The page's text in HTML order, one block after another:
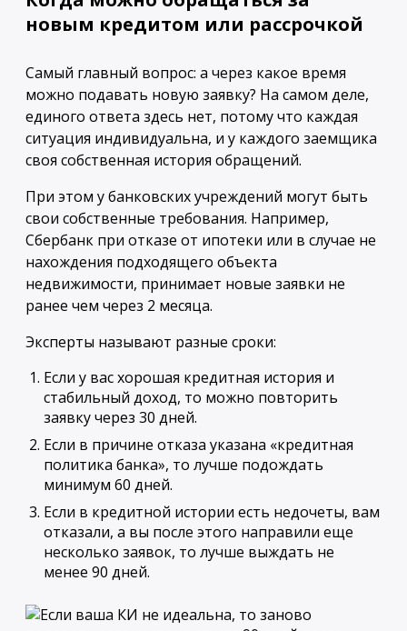
новым кредитом или рассрочкой
Самый главный вопрос: а через какое время
можно подавать новую заявку? На самом деле,
единого ответа здесь нет, потому что каждая
ситуация индивидуальна, и у каждого заемщика
своя собственная история обращений.
При этом у банковских учреждений могут быть
свои собственные требования. Например,
Сбербанк при отказе от ипотеки или в случае не
нахождения подходящего объекта
недвижимости, принимает новые заявки не
ранее чем через 2 месяца.
Эксперты называют разные сроки:
Если у вас хорошая кредитная история и
стабильный доход, то можно повторить
заявку через 30 дней.
Если в причине отказа указана «кредитная
политика банка», то лучше подождать
минимум 60 дней.
Если в кредитной истории есть недочеты, вам
отказали, а вы после этого направили еще
несколько заявок, то лучше выждать не
менее 90 дней.